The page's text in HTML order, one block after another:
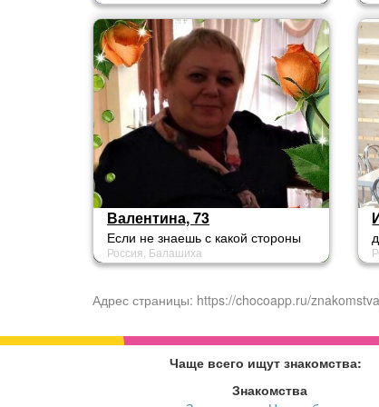
объясняет доходчиво.
Валентина, 73
Если не знаешь с какой стороны
зайти, иди на пролом!!!
Россия, Балашиха
Адрес страницы: https://chocoapp.ru/
Чаще всего ищут знакомства:
Знакомства